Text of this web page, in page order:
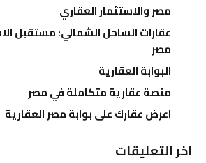
مصر والاستثمار العقاري
عقارات الساحل الشمالي: مستقبل
مصر
البوابة العقارية
منصة عقارية متكاملة في مصر
اعرض عقارك على بوابة مصر العقارية
اخر التعليقات